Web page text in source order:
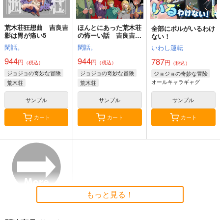
荒木荘狂想曲 吉良吉
影は胃が痛い5
閑話。
944円 （税込）
ジョジョの奇妙な冒険
荒木荘
サンプル
カート
ほんとにあった荒木荘
の怖ーい話 吉良吉影
は胃が痛い6
閑話。
944円 （税込）
ジョジョの奇妙な冒険
荒木荘
サンプル
カート
全部にポルがいるわけ
ない！
いわし運転
787円 （税込）
ジョジョの奇妙な冒険
オールキャラギャグ
サンプル
カート
もっと見る！